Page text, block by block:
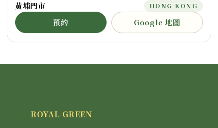
黃埔門市 HONG KONG
預約 Google 地圖
ROYAL GREEN